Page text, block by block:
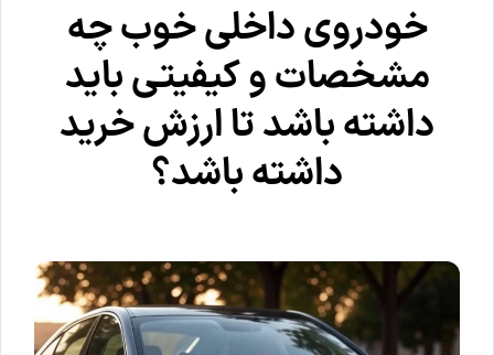
خودروی داخلی خوب چه
مشخصات و کیفیتی باید
داشته باشد تا ارزش خرید
داشته باشد؟